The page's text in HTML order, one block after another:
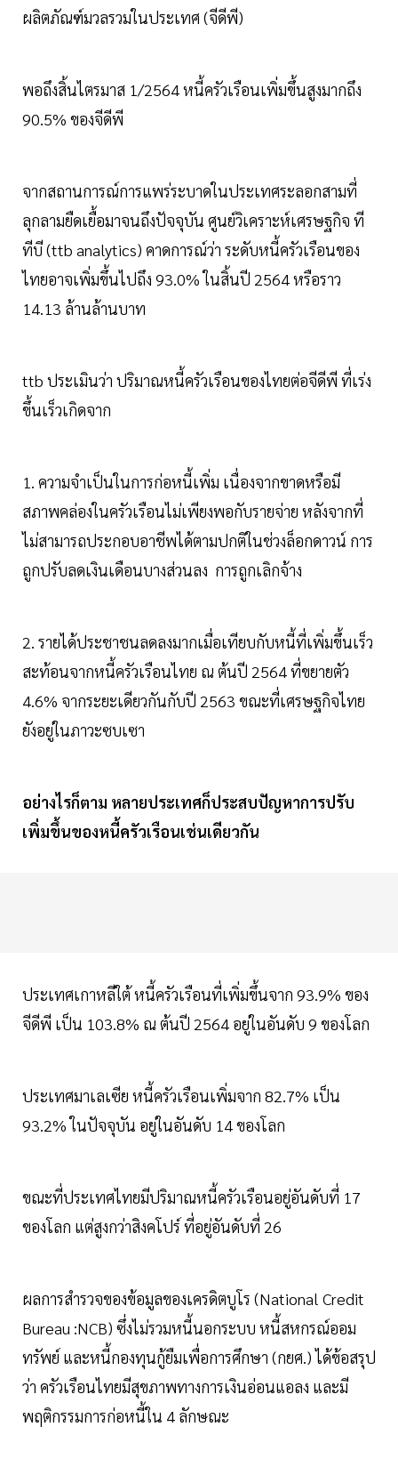
ผลิตภัณฑ์มวลรวมในประเทศ (จีดีพี)
พอถึงสิ้นไตรมาส 1/2564 หนี้ครัวเรือนเพิ่มขึ้นสูงมากถึง
90.5% ของจีดีพี
จากสถานการณ์การแพร่ระบาดในประเทศระลอกสามที่
ลุกลามยืดเยื้อมาจนถึงปัจจุบัน ศูนย์วิเคราะห์เศรษฐกิจ ที
ทีบี (ttb analytics) คาดการณ์ว่า ระดับหนี้ครัวเรือนของ
ไทยอาจเพิ่มขึ้นไปถึง 93.0% ในสิ้นปี 2564 หรือราว
14.13 ล้านล้านบาท
ttb ประเมินว่า ปริมาณหนี้ครัวเรือนของไทยต่อจีดีพี ที่เร่ง
ขึ้นเร็วเกิดจาก
1. ความจำเป็นในการก่อหนี้เพิ่ม เนื่องจากขาดหรือมี
สภาพคล่องในครัวเรือนไม่เพียงพอกับรายจ่าย หลังจากที่
ไม่สามารถประกอบอาชีพได้ตามปกติในช่วงล็อกดาวน์ การ
ถูกปรับลดเงินเดือนบางส่วนลง การถูกเลิกจ้าง
2. รายได้ประชาชนลดลงมากเมื่อเทียบกับหนี้ที่เพิ่มขึ้นเร็ว
สะท้อนจากหนี้ครัวเรือนไทย ณ ต้นปี 2564 ที่ขยายตัว
4.6% จากระยะเดียวกันกับปี 2563 ขณะที่เศรษฐกิจไทย
ยังอยู่ในภาวะซบเซา
อย่างไรก็ตาม หลายประเทศก็ประสบปัญหาการปรับ
เพิ่มขึ้นของหนี้ครัวเรือนเช่นเดียวกัน
ประเทศเกาหลีใต้ หนี้ครัวเรือนที่เพิ่มขึ้นจาก 93.9% ของ
จีดีพี เป็น 103.8% ณ ต้นปี 2564 อยู่ในอันดับ 9 ของโลก
ประเทศมาเลเซีย หนี้ครัวเรือนเพิ่มจาก 82.7% เป็น
93.2% ในปัจจุบัน อยู่ในอันดับ 14 ของโลก
ขณะที่ประเทศไทยมีปริมาณหนี้ครัวเรือนอยู่อันดับที่ 17
ของโลก แต่สูงกว่าสิงคโปร์ ที่อยู่อันดับที่ 26
ผลการสำรวจของข้อมูลของเครดิตบูโร (National Credit
Bureau :NCB) ซึ่งไม่รวมหนี้นอกระบบ หนี้สหกรณ์ออม
ทรัพย์ และหนี้กองทุนกู้ยืมเพื่อการศึกษา (กยศ.) ได้ข้อสรุป
ว่า ครัวเรือนไทยมีสุขภาพทางการเงินอ่อนแอลง และมี
พฤติกรรมการก่อหนี้ใน 4 ลักษณะ